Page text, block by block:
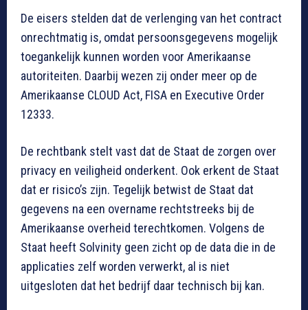
De eisers stelden dat de verlenging van het contract
onrechtmatig is, omdat persoonsgegevens mogelijk
toegankelijk kunnen worden voor Amerikaanse
autoriteiten. Daarbij wezen zij onder meer op de
Amerikaanse CLOUD Act, FISA en Executive Order
12333.
De rechtbank stelt vast dat de Staat de zorgen over
privacy en veiligheid onderkent. Ook erkent de Staat
dat er risico’s zijn. Tegelijk betwist de Staat dat
gegevens na een overname rechtstreeks bij de
Amerikaanse overheid terechtkomen. Volgens de
Staat heeft Solvinity geen zicht op de data die in de
applicaties zelf worden verwerkt, al is niet
uitgesloten dat het bedrijf daar technisch bij kan.